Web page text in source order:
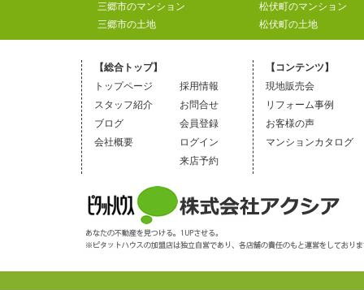
三郷市のマンション
三郷市の土地
松伏町のマンション
松伏町の土地
【総合トップ】
トップページ
スタッフ紹介
ブログ
会社概要
採用情報
お問合せ
会員登録
ログイン
来店予約
【コンテンツ】
現地販売会
リフォーム事例
お客様の声
マンションカタログ